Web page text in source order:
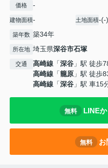
価格 -
建物面積- 土地面積-(-)
築年数 築34年
所在地 埼玉県深谷市石塚
交通 高崎線 「深谷 」駅 徒歩
高崎線 「籠原 」駅 徒歩
高崎線 「深谷 」駅 車15
無料 LINE
無料 お